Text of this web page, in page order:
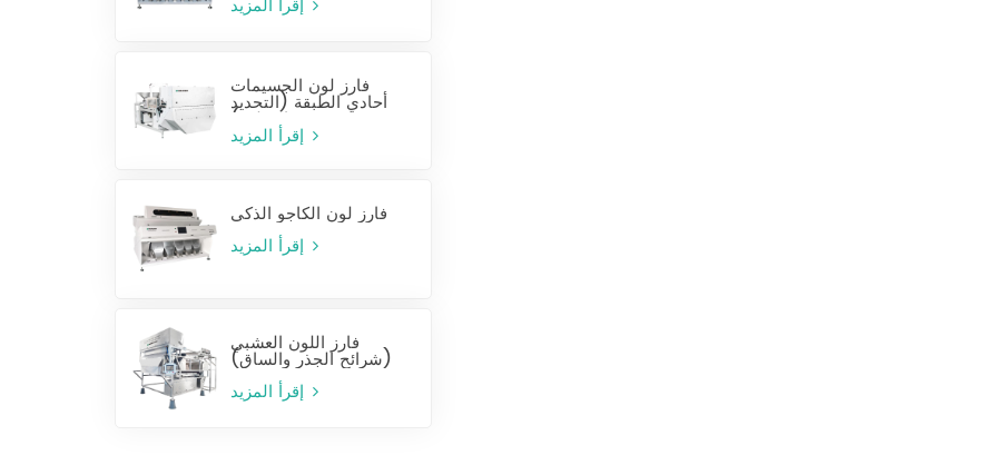
إقرأ المزيد
فارز لون الجسيمات
أحادي الطبقة (التحديد
الرطب)
إقرأ المزيد
فارز لون الكاجو الذكي
إقرأ المزيد
فارز اللون العشبي
(شرائح الجذر والساق)
إقرأ المزيد